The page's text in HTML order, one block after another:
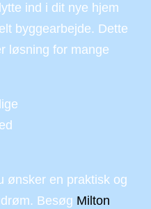
ind i dit nye hjem
byggearbejde. Dette
løsning for mange
ønsker en praktisk og
Besøg Milton